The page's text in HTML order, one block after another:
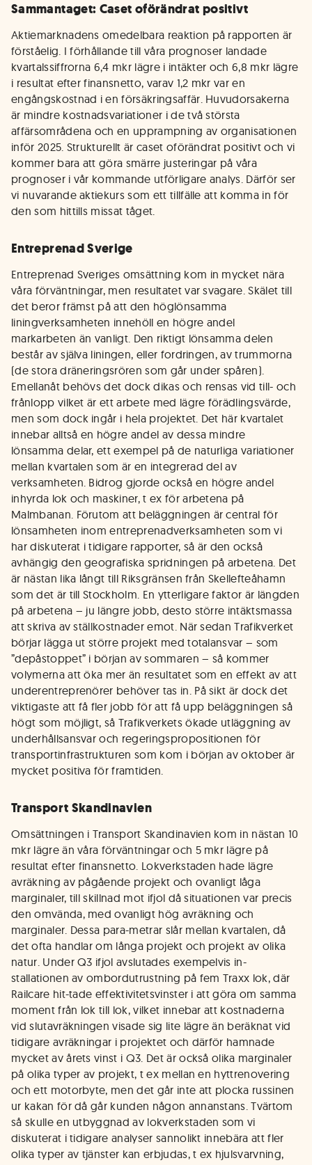
Sammantaget: Caset oförändrat positivt
Aktiemarknadens omedelbara reaktion på rapporten är
förståelig. I förhållande till våra prognoser landade
kvartalssiffrorna 6,4 mkr lägre i intäkter och 6,8 mkr lägre
i resultat efter finansnetto, varav 1,2 mkr var en
engångskostnad i en försäkringsaffär. Huvudorsakerna
är mindre kostnadsvariationer i de två största
affärsområdena och en upprampning av organisationen
inför 2025. Strukturellt är caset oförändrat positivt och vi
kommer bara att göra smärre justeringar på våra
prognoser i vår kommande utförligare analys. Därför ser
vi nuvarande aktiekurs som ett tillfälle att komma in för
den som hittills missat tåget.
Entreprenad Sverige
Entreprenad Sveriges omsättning kom in mycket nära
våra förväntningar, men resultatet var svagare. Skälet till
det beror främst på att den höglönsamma
liningverksamheten innehöll en högre andel
markarbeten än vanligt. Den riktigt lönsamma delen
består av själva liningen, eller fordringen, av trummorna
(de stora dräneringsrören som går under spåren).
Emellanåt behövs det dock dikas och rensas vid till- och
frånlopp vilket är ett arbete med lägre förädlingsvärde,
men som dock ingår i hela projektet. Det här kvartalet
innebar alltså en högre andel av dessa mindre
lönsamma delar, ett exempel på de naturliga variationer
mellan kvartalen som är en integrerad del av
verksamheten. Bidrog gjorde också en högre andel
inhyrda lok och maskiner, t ex för arbetena på
Malmbanan. Förutom att beläggningen är central för
lönsamheten inom entreprenadverksamheten som vi
har diskuterat i tidigare rapporter, så är den också
avhängig den geografiska spridningen på arbetena. Det
är nästan lika långt till Riksgränsen från Skellefteåhamn
som det är till Stockholm. En ytterligare faktor är längden
på arbetena – ju längre jobb, desto större intäktsmassa
att skriva av ställkostnader emot. När sedan Trafikverket
börjar lägga ut större projekt med totalansvar – som
”depåstoppet” i början av sommaren – så kommer
volymerna att öka mer än resultatet som en effekt av att
underentreprenörer behöver tas in. På sikt är dock det
viktigaste att få fler jobb för att få upp beläggningen så
högt som möjligt, så Trafikverkets ökade utläggning av
underhållsansvar och regeringspropositionen för
transportinfrastrukturen som kom i början av oktober är
mycket positiva för framtiden.
Transport Skandinavien
Omsättningen i Transport Skandinavien kom in nästan 10
mkr lägre än våra förväntningar och 5 mkr lägre på
resultat efter finansnetto. Lokverkstaden hade lägre
avräkning av pågående projekt och ovanligt låga
marginaler, till skillnad mot ifjol då situationen var precis
den omvända, med ovanligt hög avräkning och
marginaler. Dessa para-metrar slår mellan kvartalen, då
det ofta handlar om långa projekt och projekt av olika
natur. Under Q3 ifjol avslutades exempelvis in-
stallationen av ombordutrustning på fem Traxx lok, där
Railcare hit-tade effektivitetsvinster i att göra om samma
moment från lok till lok, vilket innebar att kostnaderna
vid slutavräkningen visade sig lite lägre än beräknat vid
tidigare avräkningar i projektet och därför hamnade
mycket av årets vinst i Q3. Det är också olika marginaler
på olika typer av projekt, t ex mellan en hyttrenovering
och ett motorbyte, men det går inte att plocka russinen
ur kakan för då går kunden någon annanstans. Tvärtom
så skulle en utbyggnad av lokverkstaden som vi
diskuterat i tidigare analyser sannolikt innebära att fler
olika typer av tjänster kan erbjudas, t ex hjulsvarvning,